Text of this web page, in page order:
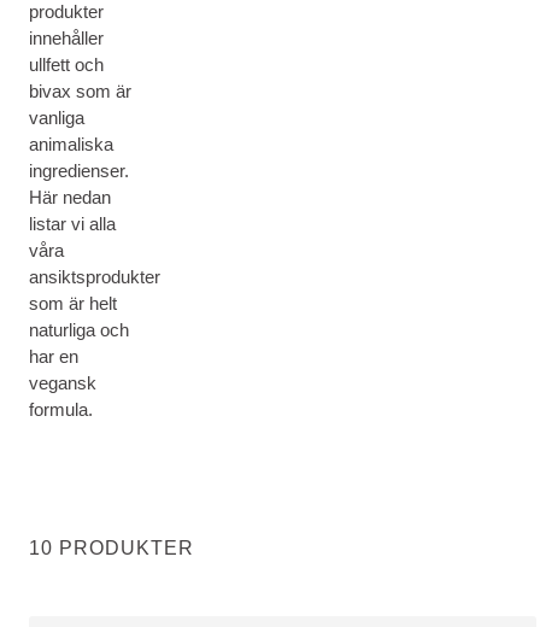
produkter
innehåller
ullfett och
bivax som är
vanliga
animaliska
ingredienser.
Här nedan
listar vi alla
våra
ansiktsprodukter
som är helt
naturliga och
har en
vegansk
formula.
10 PRODUKTER